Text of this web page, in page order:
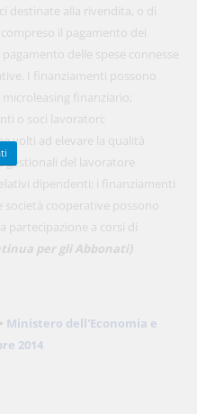
destinate alla rivendita, o di
il pagamento dei
delle spese connesse
I finanziamenti possono
finanziario;
o soci lavoratori;
volti ad elevare la qualità
gestionali del lavoratore
dipendenti; i finanziamenti
società cooperative possono
partecipazione a corsi di
per gli Abbonati)
Ministero dell'Economia e
2014
ora